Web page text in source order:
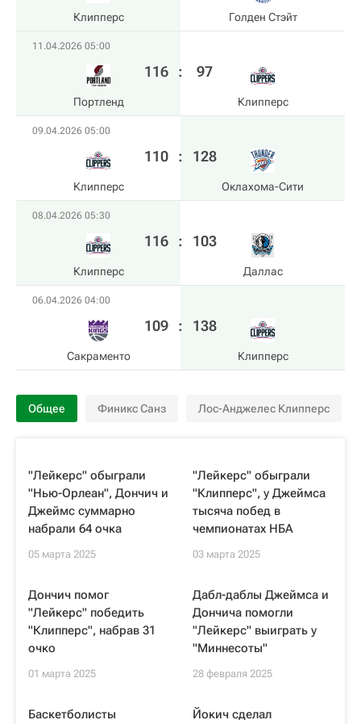
Клипперс Голден Стэйт
11.04.2026 05:00
Портленд
116 : 97
Клипперс
09.04.2026 05:00
Клипперс
110 : 128
Оклахома-Сити
08.04.2026 05:30
Клипперс
116 : 103
Даллас
06.04.2026 04:00
Сакраменто
109 : 138
Клипперс
Общее Финикс Санз Лос-Анджелес Клипперс
"Лейкерс" обыграли
"Нью-Орлеан", Дончич и
Джеймс суммарно
набрали 64 очка
05 марта 2025
"Лейкерс" обыграли
"Клипперс", у Джеймса
тысяча побед в
чемпионатах НБА
03 марта 2025
Дончич помог
"Лейкерс" победить
"Клипперс", набрав 31
очко
01 марта 2025
Дабл-даблы Джеймса и
Дончича помогли
"Лейкерс" выиграть у
"Миннесоты"
28 февраля 2025
Баскетболисты
Йокич сделал